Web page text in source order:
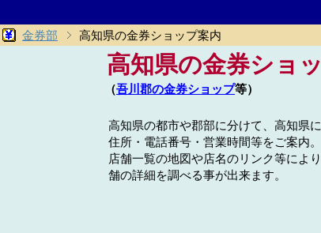
金券部
高知県の金券ショップ案内
高知県の金券ショ
（吾川郡の金券ショップ等）
高知県の都市や郡部に分けて、高知県
住所・電話番号・営業時間等をご案内。
店舗一覧の地図や店名のリンク等によ
舗の詳細を調べる事が出来ます。